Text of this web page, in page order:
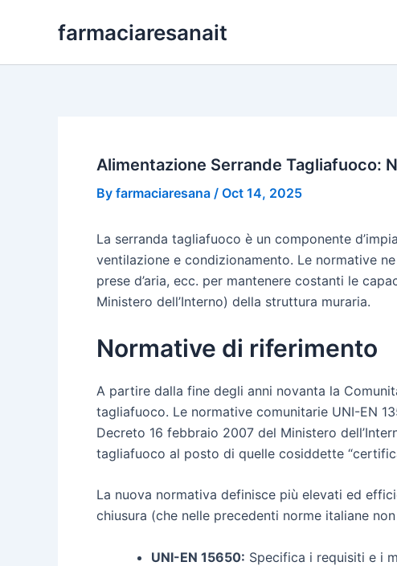
farmaciaresanait
Alimentazione Serrande Tagliafuoco:
By farmaciaresana / Oct 14, 2025
La serranda tagliafuoco è un componente
ventilazione e condizionamento. Le normative
prese d’aria, ecc. per mantenere costanti le
Ministero dell’Interno) della struttura muraria.
Normative di riferimento
A partire dalla fine degli anni novanta la
tagliafuoco. Le normative comunitarie UNI-EN
Decreto 16 febbraio 2007 del Ministero
tagliafuoco al posto di quelle cosiddette
La nuova normativa definisce più elevati ed
chiusura (che nelle precedenti norme italiane
UNI-EN 15650: Specifica i requisiti e i